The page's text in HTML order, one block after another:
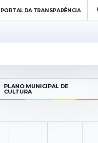
PORTAL DA TRANSPARÊNCIA
PLANO MUNICIPAL DE
CULTURA